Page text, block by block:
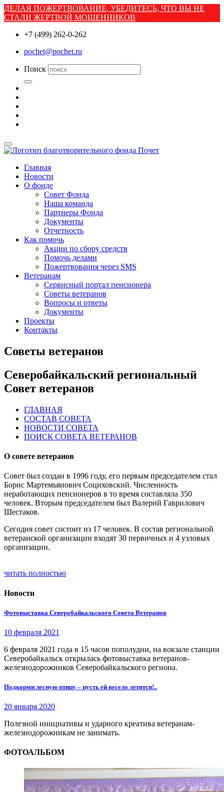
ДЕЛАЯ ПОЖЕРТВОВАНИЕ, УБЕДИТЕСЬ, ЧТО ВЫ НЕ
СТАЛИ ЖЕРТВОЙ МОШЕННИКОВ
+7 (499) 262-0-262
pochet@pochet.ru
Поиск
Главная
Новости
О фонде
Совет Фонда
Наша команда
Партнеры Фонда
Документы
Отчетность
Как помочь
Акции по сбору средств
Помочь делами
Пожертвования через SMS
Ветеранам
Сервисный портал пенсионера
Советы ветеранов
Вопросы и ответы
Документы
Проекты
Контакты
Советы ветеранов
Северобайкальский региональный
Совет ветеранов
ГЛАВНАЯ
СОСТАВ СОВЕТА
НОВОСТИ СОВЕТА
ПОИСК СОВЕТА ВЕТЕРАНОВ
О совете ветеранов
Совет был создан в 1996 году, его первым председателем стал
Борис Мартемьянович Социховский. Численность
неработающих пенсионеров в то время составляла 350
человек. Вторым председателем был Валерий Гаврилович
Шестаков.
Сегодня совет состоит из 17 человек. В состав региональной
ветеранской организации входят 30 первичных и 4 узловых
организации.
читать полностью
Новости
Фотовыставка Северобайкальского Совета Ветеранов
10 февраля 2021
6 февраля 2021 года в 15 часов пополудни, на вокзале станции
Северобайкальск открылась фотовыставка ветеранов-
железнодорожников Северобайкальского региона.
Подкорми лесную птицу – пусть ей весело летится!..
20 января 2020
Полезной инициативы и ударного креатива ветеранам-
железнодорожникам не занимать.
ФОТОАЛЬБОМ